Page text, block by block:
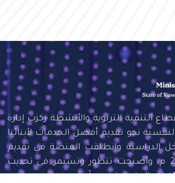
التنمية التربوية والأنشطة ركزت إدارة
نحو تقديم أفضل الخدمات لأبنائنا
الدراسية وانطلقت المنصة في تقديم
خدماتها من مايو 2021 م، وأصبحت تتطور وتستمر في تحديث